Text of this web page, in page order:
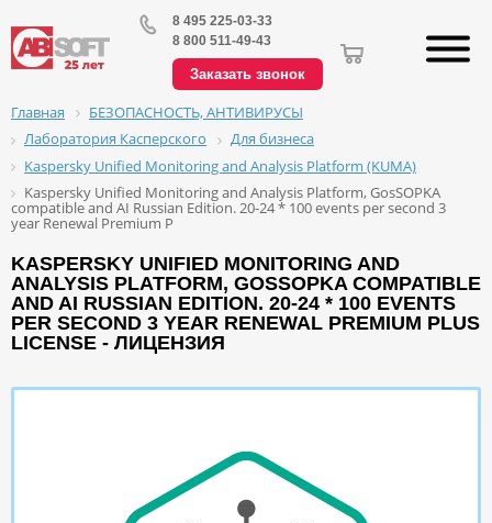
8 495 225-03-33
8 800 511-49-43
Заказать звонок
Главная
БЕЗОПАСНОСТЬ, АНТИВИРУСЫ
Лаборатория Касперского
Для бизнеса
Kaspersky Unified Monitoring and Analysis Platform (KUMA)
Kaspersky Unified Monitoring and Analysis Platform, GosSOPKA
compatible and AI Russian Edition. 20-24 * 100 events per second 3
year Renewal Premium P
KASPERSKY UNIFIED MONITORING AND
ANALYSIS PLATFORM, GOSSOPKA COMPATIBLE
AND AI RUSSIAN EDITION. 20-24 * 100 EVENTS
PER SECOND 3 YEAR RENEWAL PREMIUM PLUS
LICENSE - ЛИЦЕНЗИЯ